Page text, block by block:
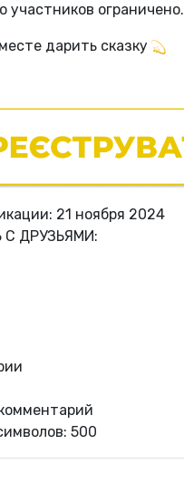
участников ограничено.
дарить сказку
21 ноября 2024
С ДРУЗЬЯМИ:
500